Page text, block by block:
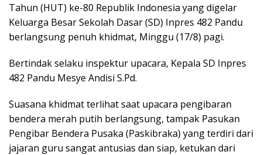
Tahun (HUT) ke-80 Republik Indonesia yang digelar
Keluarga Besar Sekolah Dasar (SD) Inpres 482 Pandu
berlangsung penuh khidmat, Minggu (17/8) pagi.
Bertindak selaku inspektur upacara, Kepala SD Inpres
482 Pandu Mesye Andisi S.Pd.
Suasana khidmat terlihat saat upacara pengibaran
bendera merah putih berlangsung, tampak Pasukan
Pengibar Bendera Pusaka (Paskibraka) yang terdiri dari
jajaran guru sangat antusias dan siap, ketukan dari